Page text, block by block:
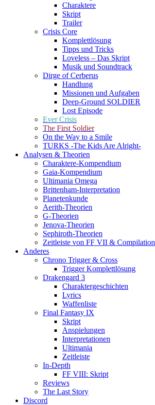
Charaktere
Skript
Trailer
Crisis Core
Komplettlösung
Tipps und Tricks
Loveless – Das Skript
Musik und Soundtrack
Dirge of Cerberus
Handlung
Missionen und Aufgaben
Deep-Ground SOLDIER
Lost Episode
Ever Crisis
The First Soldier
On the Way to a Smile
TURKS -The Kids Are Alright-
Analysen & Theorien
Charaktere-Kompendium
Gaia-Kompendium
Ultimania Omega
Brittenham-Interpretation
Planetenkunde
Aerith-Theorien
G-Theorien
Jenova-Theorien
Sephiroth-Theorien
Zeitleiste von FF VII & Compilation
Anderes
Chrono Trigger & Cross
Trigger Komplettlösung
Drakengard 3
Charaktergeschichten
Lyrics
Waffenliste
Final Fantasy IX
Skript
Anspielungen
Interpretationen
Ultimania
Zeitleiste
In-Depth
FF VIII: Skript
Reviews
The Last Story
Discord